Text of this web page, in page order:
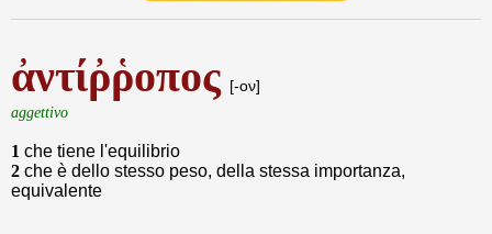
ἀντίῤῥοπος [-ον]
aggettivo
1 che tiene l'equilibrio
2 che è dello stesso peso, della stessa importanza,
equivalente